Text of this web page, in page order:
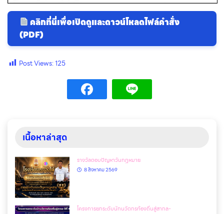
คลิกที่นี่เพื่อเปิดดูและดาวน์โหลดไฟล์คำสั่ง
(PDF)
Post Views:125
เนื้อหาล่าสุด
รางวัลตอบปัญหาวันกฎหมาย
8 สิงหาคม 2569
โครงการยกระดับนักนวัตกรท้องถิ่นสู่สากล-